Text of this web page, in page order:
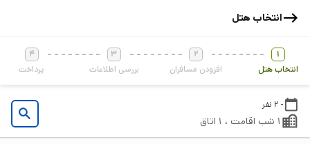
انتخاب هتل
1
انتخاب هتل
2
افزودن مسافران
3
بررسی اطلاعات
4
پرداخت
- 2 نفر
1 شب اقامت ، 1 اتاق